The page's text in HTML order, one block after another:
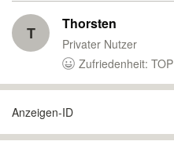
T Thorsten
Privater Nutzer
Zufriedenheit: TOP
Anzeigen-ID